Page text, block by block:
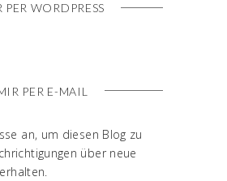
WORDPRESS
PER E-MAIL
an, um diesen Blog zu
über neue